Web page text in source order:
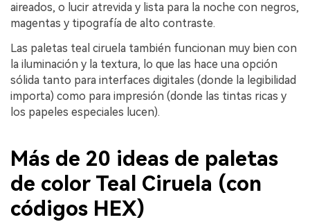
aireados, o lucir atrevida y lista para la noche con negros,
magentas y tipografía de alto contraste.
Las paletas teal ciruela también funcionan muy bien con
la iluminación y la textura, lo que las hace una opción
sólida tanto para interfaces digitales (donde la legibilidad
importa) como para impresión (donde las tintas ricas y
los papeles especiales lucen).
Más de 20 ideas de paletas
de color Teal Ciruela (con
códigos HEX)